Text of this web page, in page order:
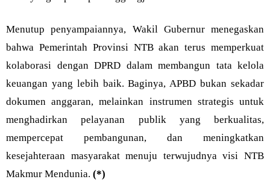
Menutup penyampaiannya, Wakil Gubernur menegaskan
bahwa Pemerintah Provinsi NTB akan terus memperkuat
kolaborasi dengan DPRD dalam membangun tata kelola
keuangan yang lebih baik. Baginya, APBD bukan sekadar
dokumen anggaran, melainkan instrumen strategis untuk
menghadirkan pelayanan publik yang berkualitas,
mempercepat pembangunan, dan meningkatkan
kesejahteraan masyarakat menuju terwujudnya visi NTB
Makmur Mendunia. (*)